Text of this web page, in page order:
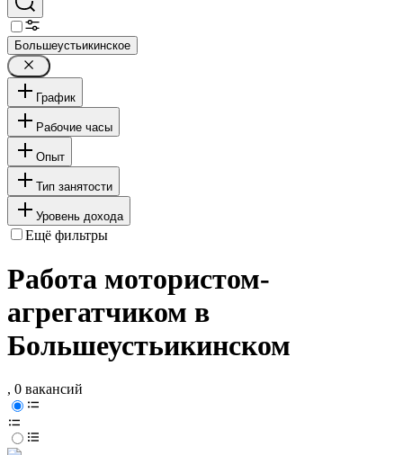
Большеустьикинское
График
Рабочие часы
Опыт
Тип занятости
Уровень дохода
Ещё фильтры
Работа мотористом-
агрегатчиком в
Большеустьикинском
, 0 вакансий